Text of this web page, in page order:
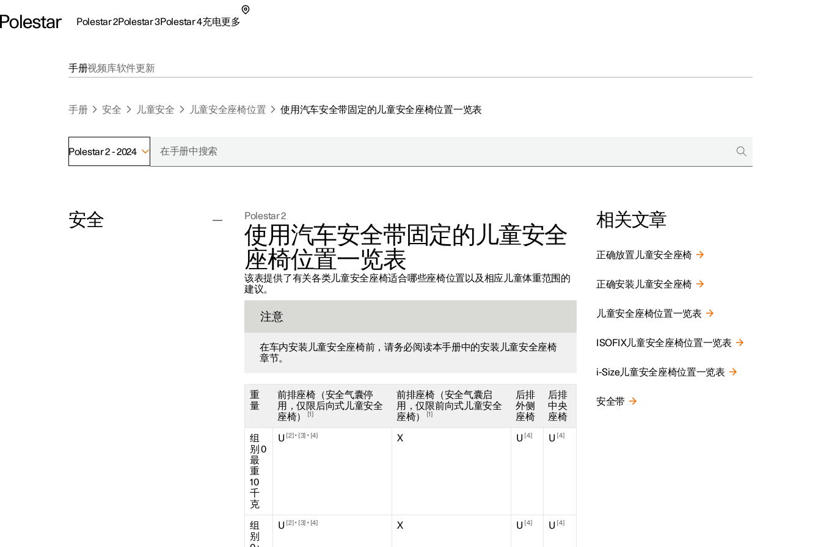
Polestar 2Polestar 3Polestar 4充电更多
联系我们
探索Polestar 3
公共充电
车主服务
新闻
注册新闻简报
（在新窗口中打开）
手册视频库软件更新
手册 安全 儿童安全 儿童安全座椅位置 使用汽车安全带固定的儿童安全座椅位置一览表
Polestar 2 - 2024
安全 Polestar 2
使用汽车安全带固定的儿童安全
座椅位置一览表
该表提供了有关各类儿童安全座椅适合哪些座椅位置以及相应儿童体重范围的
建议。
注意
在车内安装儿童安全座椅前，请务必阅读本手册中的安装儿童安全座椅
章节。
重
量
前排座椅（安全气囊停
用，仅限后向式儿童安全
座椅）
1
前排座椅（安全气囊启
用，仅限前向式儿童安全
座椅）
1
后排
外侧
座椅
后排
中央
座椅
组
别 0
最
重
10
千
克
U 2 , 3 , 4 X U 4 U 4
组
别
U 2 , 3 , 4 X U 4 U 4
相关文章
正确放置儿童安全座椅
正确安装儿童安全座椅
儿童安全座椅位置一览表
ISOFIX儿童安全座椅位置一览表
i-Size儿童安全座椅位置一览表
安全带